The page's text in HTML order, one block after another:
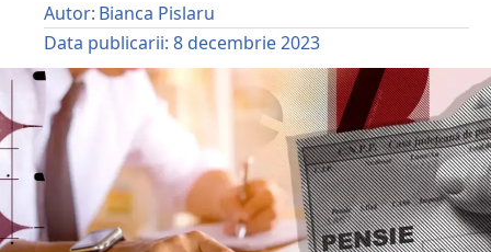
Autor: Bianca Pislaru
Data publicarii: 8 decembrie 2023